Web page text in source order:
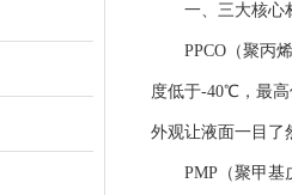
一、三大核心
PPCO（聚丙烯
度低于-40℃，最高
外观让液面一目了
PMP（聚甲基戊